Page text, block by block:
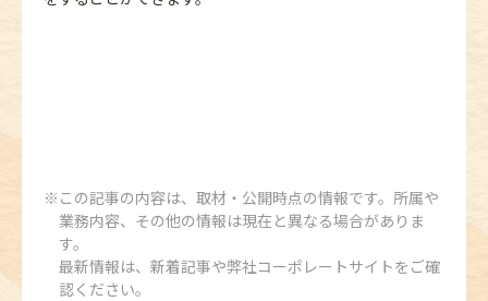
この記事の内容は、取材・公開時点の情報です。所属や
業務内容、その他の情報は現在と異なる場合がありま
す。
最新情報は、新着記事や弊社コーポレートサイトをご確
認ください。